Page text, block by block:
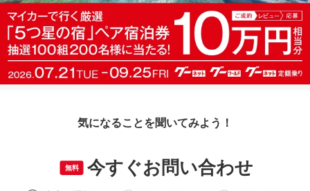
気になることを聞いてみよう！
無料 今すぐお問い合わせ